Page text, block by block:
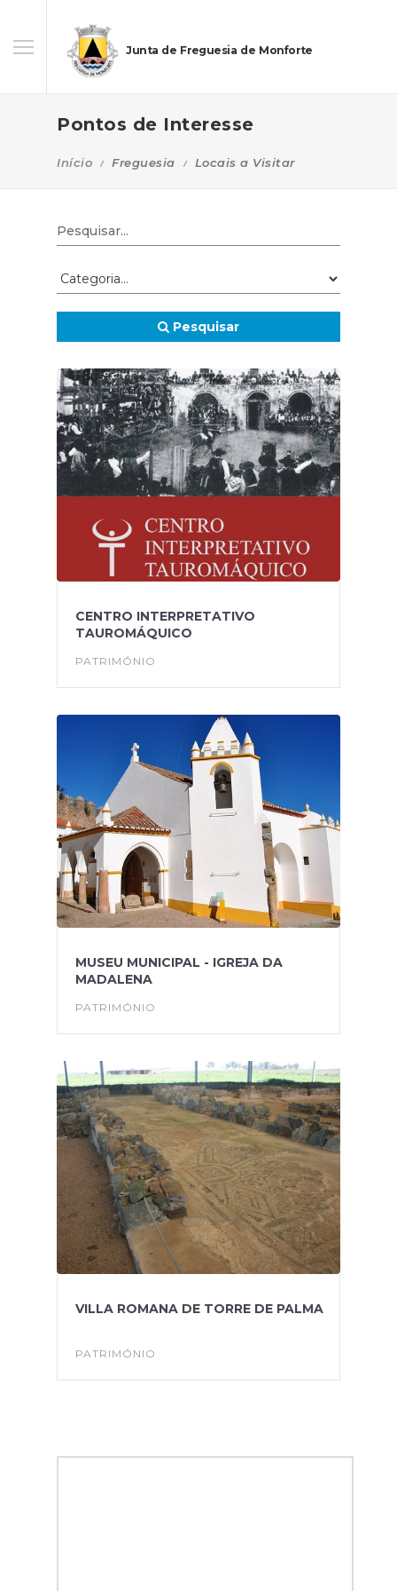
Junta de Freguesia de Monforte
Pontos de Interesse
Início Freguesia Locais a Visitar
Pesquisar
CENTRO INTERPRETATIVO
TAUROMÁQUICO
PATRIMÓNIO
MUSEU MUNICIPAL - IGREJA DA
MADALENA
PATRIMÓNIO
VILLA ROMANA DE TORRE DE PALMA
PATRIMÓNIO